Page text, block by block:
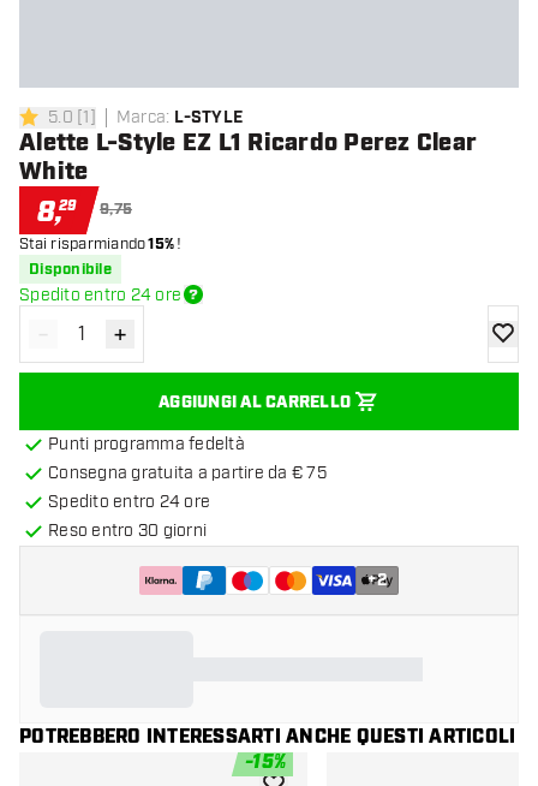
5 stelle di valutazione
5.0 [1] Marca: L-STYLE
Alette L-Style EZ L1 Ricardo Perez Clear
White
8,29 9,75
Stai risparmiando15%!
Disponibile
Spedito entro 24 ore
Diminuisci quantità
- Aumenta quantità
+
AGGIUNGI AL CARRELLO
Punti programma fedeltà
Consegna gratuita a partire da € 75
Spedito entro 24 ore
Reso entro 30 giorni
+2
POTREBBERO INTERESSARTI ANCHE QUESTI ARTICOLI
-15%